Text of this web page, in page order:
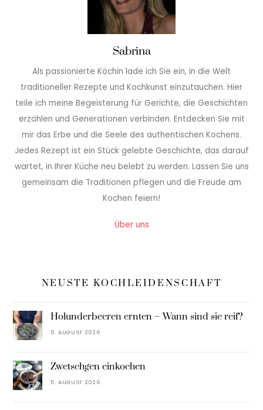
Sabrina
Als passionierte Köchin lade ich Sie ein, in die Welt
traditioneller Rezepte und Kochkunst einzutauchen. Hier
teile ich meine Begeisterung für Gerichte, die Geschichten
erzählen und Generationen verbinden. Entdecken Sie mit
mir das Erbe und die Seele des authentischen Kochens.
Jedes Rezept ist ein Stück gelebte Geschichte, das darauf
wartet, in Ihrer Küche neu belebt zu werden. Lassen Sie uns
gemeinsam die Traditionen pflegen und die Freude am
Kochen feiern!
Über uns
NEUSTE KOCHLEIDENSCHAFT
Holunderbeeren ernten – Wann sind sie reif?
5. AUGUST 2026
Zwetschgen einkochen
5. AUGUST 2026